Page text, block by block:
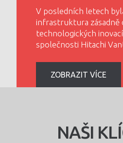
V posledních letech
infrastruktura zásadně
technologických
společnosti Hitachi
ZOBRAZIT VÍCE
NAŠI